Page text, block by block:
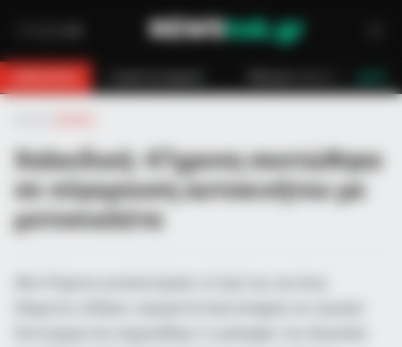
Χαλκιδική: 47χρονη σκοτώθηκε
σε σύγκρουση αυτοκινήτου με
μοτοσικλέτα